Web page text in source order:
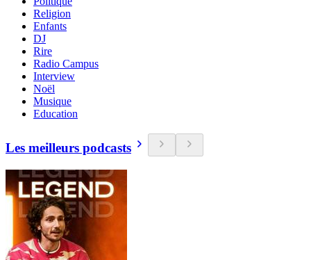
Religion
Enfants
DJ
Rire
Radio Campus
Interview
Noël
Musique
Education
Les meilleurs podcasts